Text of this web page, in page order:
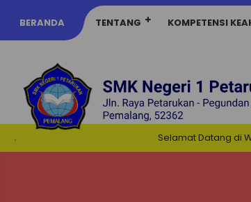
BERANDA TENTANG KOMPETENSI
. Selamat Datang di